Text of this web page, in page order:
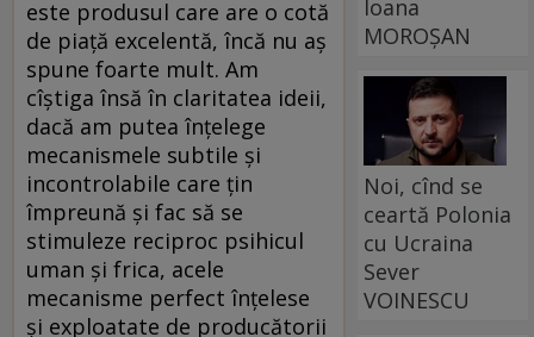
este produsul care are o cotă
de piaţă excelentă, încă nu aş
spune foarte mult. Am
cîştiga însă în claritatea ideii,
dacă am putea înţelege
mecanismele subtile şi
incontrolabile care ţin
împreună şi fac să se
stimuleze reciproc psihicul
uman şi frica, acele
mecanisme perfect înţelese
şi exploatate de producătorii
Ioana
MOROȘAN
Noi, cînd se
ceartă Polonia
cu Ucraina
Sever
VOINESCU